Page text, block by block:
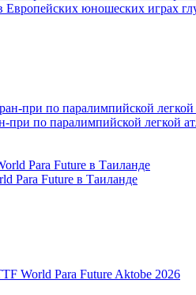
Европейских юношеских играх
при по паралимпийской легкой
Para Future в Таиланде